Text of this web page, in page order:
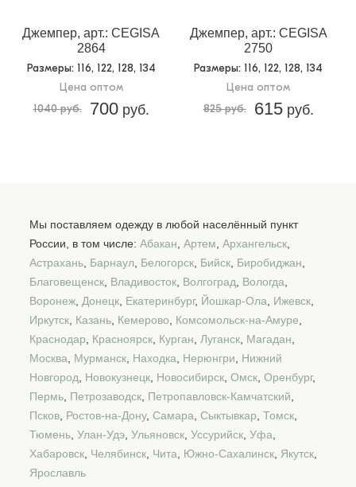
Джемпер, арт.: CEGISA
2864
Размеры: 116, 122, 128, 134
Цена оптом
1040 руб.
700руб.
Джемпер, арт.: CEGISA
2750
Размеры: 116, 122, 128, 134
Цена оптом
825 руб.
615руб.
Мы поставляем одежду в любой населённый пункт
России, в том числе: Абакан Артем Архангельск
Астрахань Барнаул Белогорск Бийск Биробиджан
Благовещенск Владивосток Волгоград Вологда
Воронеж Донецк Екатеринбург, Йошкар-Ола Ижевск
Иркутск Казань Кемерово Комсомольск-на-Амуре
Краснодар
Красноярск Курган Луганск Магадан
Москва
Мурманск Находка Нерюнгри
Нижний
Новгород
Новокузнецк Новосибирск Омск Оренбург,
Пермь Петрозаводск Петропавловск-Камчатский
Псков Ростов-на-Дону, Самара Сыктывкар Томск
Тюмень Улан-Удэ Ульяновск Уссурийск Уфа
Хабаровск Челябинск Чита Южно-Сахалинск Якутск
Ярославль